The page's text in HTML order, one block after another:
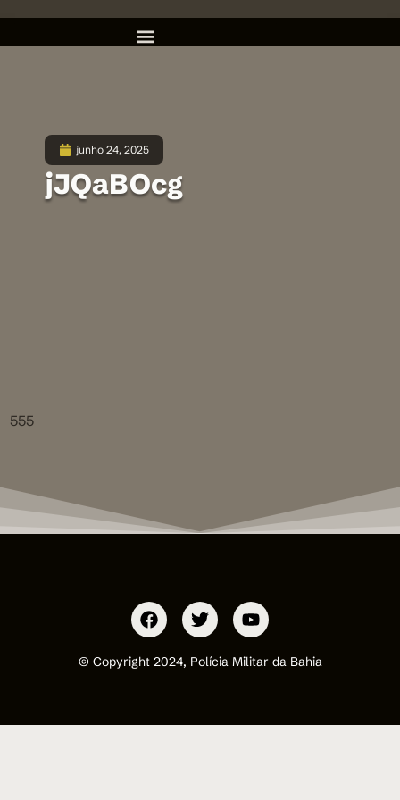
junho 24, 2025
jJQaBOcg
555
© Copyright 2024, Polícia Militar da Bahia